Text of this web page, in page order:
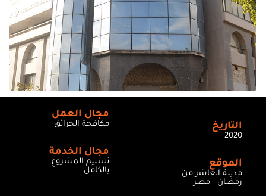
التاريخ
2020
الموقع
مدينة العاشر من
رمضان - مصر
مجال العمل
مكافحة الحرائق
مجال الخدمة
تسليم المشروع
بالكامل